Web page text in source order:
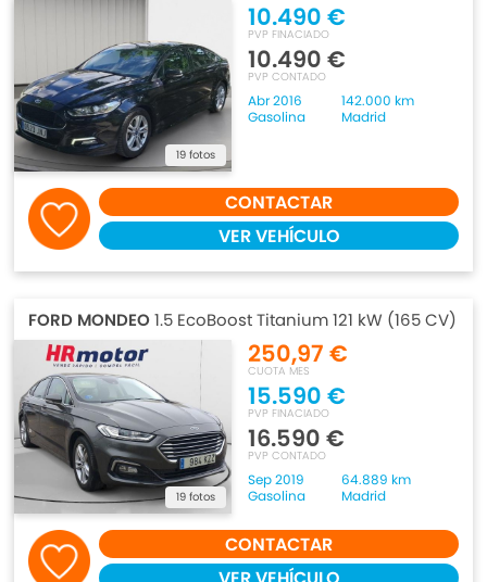
19 fotos
10.490 €
PVP FINACIADO
10.490 €
PVP CONTADO
Abr 2016
142.000 km
Gasolina
Madrid
CONTACTAR
VER VEHÍCULO
FORD MONDEO1.5 EcoBoost Titanium 121 kW (165 CV)
19 fotos
250,97 €
CUOTA MES
15.590 €
PVP FINACIADO
16.590 €
PVP CONTADO
Sep 2019
64.889 km
Gasolina
Madrid
CONTACTAR